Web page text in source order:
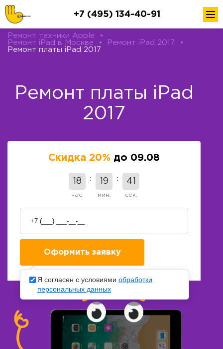
+7 (495) 134-40-91
Ремонт техники Apple
•
Ремонт iPad в Москве
• Ремонт iPad 2017
•
Ремонт платы iPad 2017
Ремонт платы iPad
2017
Скидка 20% до 09.08
18
час.
19
мин.
41
сек.
Я согласен с условиями обработки
персональных данных